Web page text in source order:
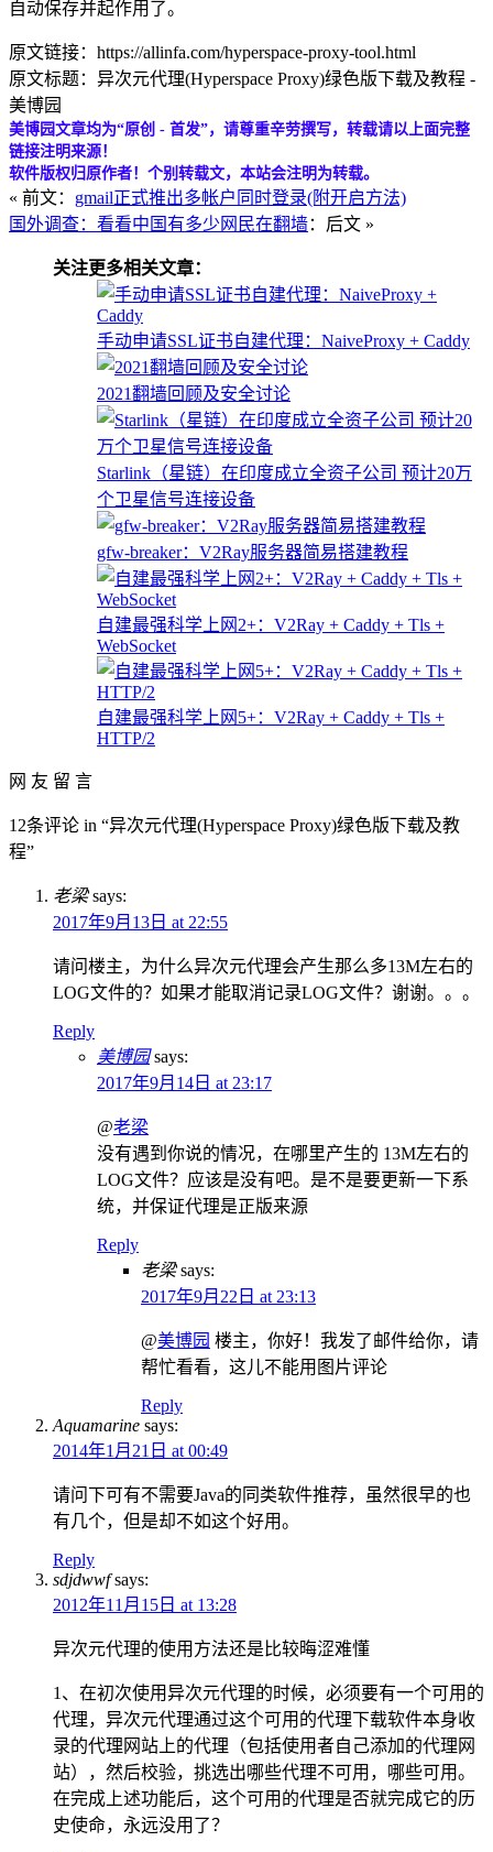
自动保存并起作用了。
原文链接：https://allinfa.com/hyperspace-proxy-tool.html
原文标题：异次元代理(Hyperspace Proxy)绿色版下载及教程 -
美博园
美博园文章均为“原创 - 首发”，请尊重辛劳撰写，转载请以上面完整
链接注明来源！
软件版权归原作者！个别转载文，本站会注明为转载。
« 前文： gmail正式推出多帐户同时登录(附开启方法)
国外调查：看看中国有多少网民在翻墙：后文 »
关注更多相关文章：
手动申请SSL证书自建代理：NaiveProxy + Caddy
2021翻墙回顾及安全讨论
Starlink（星链）在印度成立全资子公司 预计20万
个卫星信号连接设备
gfw-breaker：V2Ray服务器简易搭建教程
自建最强科学上网2+：V2Ray + Caddy + Tls +
WebSocket
自建最强科学上网5+：V2Ray + Caddy + Tls +
HTTP/2
网 友 留 言
12条评论 in “异次元代理(Hyperspace Proxy)绿色版下载及教
程”
老梁 says:
2017年9月13日 at 22:55
请问楼主，为什么异次元代理会产生那么多13M左右的
LOG文件的？如果才能取消记录LOG文件？谢谢。。。
Reply
美博园 says:
2017年9月14日 at 23:17
@老梁
没有遇到你说的情况，在哪里产生的 13M左右的
LOG文件？应该是没有吧。是不是要更新一下系
统，并保证代理是正版来源
Reply
老梁 says:
2017年9月22日 at 23:13
@美博园 楼主，你好！我发了邮件给你，请
帮忙看看，这儿不能用图片评论
Reply
Aquamarine says:
2014年1月21日 at 00:49
请问下可有不需要Java的同类软件推荐，虽然很早的也
有几个，但是却不如这个好用。
Reply
sdjdwwf says:
2012年11月15日 at 13:28
异次元代理的使用方法还是比较晦涩难懂
1、在初次使用异次元代理的时候，必须要有一个可用的
代理，异次元代理通过这个可用的代理下载软件本身收
录的代理网站上的代理（包括使用者自己添加的代理网
站），然后校验，挑选出哪些代理不可用，哪些可用。
在完成上述功能后，这个可用的代理是否就完成它的历
史使命，永远没用了？